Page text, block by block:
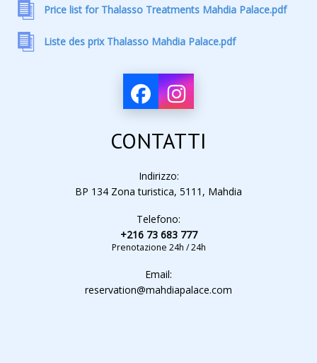
Price list for Thalasso Treatments Mahdia Palace.pdf
Liste des prix Thalasso Mahdia Palace.pdf
CONTATTI
Indirizzo:
BP 134 Zona turistica, 5111, Mahdia
Telefono:
+216 73 683 777
Prenotazione 24h / 24h
Email:
reservation@mahdiapalace.com